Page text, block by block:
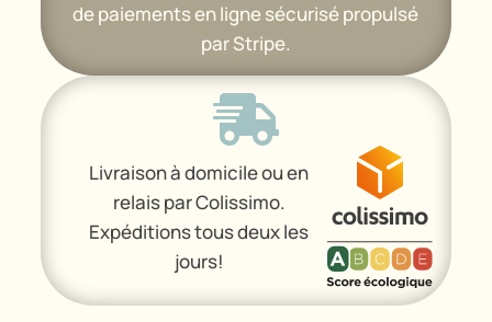
de paiements en ligne sécurisé propulsé
par Stripe.

Livraison à domicile ou en
relais par Colissimo.
Expéditions tous deux les
jours!